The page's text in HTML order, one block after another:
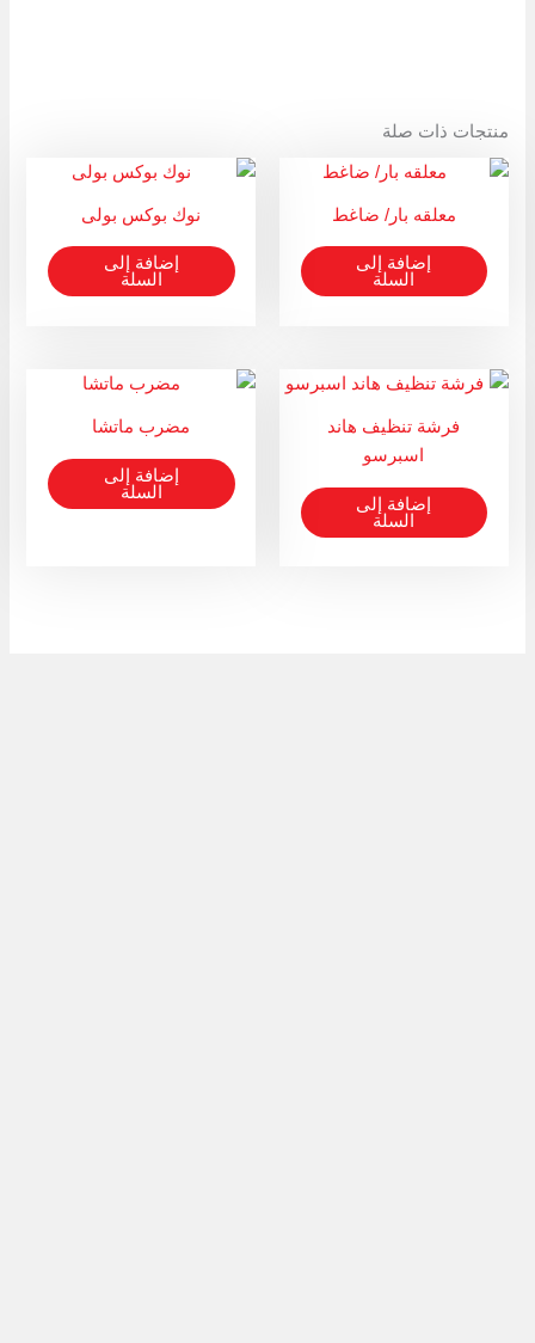
منتجات ذات صلة
معلقه بار/ ضاغط
إضافة إلى
السلة
نوك بوكس بولى
إضافة إلى
السلة
فرشة تنظيف هاند
اسبرسو
إضافة إلى
السلة
مضرب ماتشا
إضافة إلى
السلة